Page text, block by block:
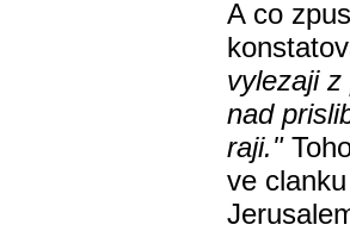
A co
vylezaji
nad
raji."
ve